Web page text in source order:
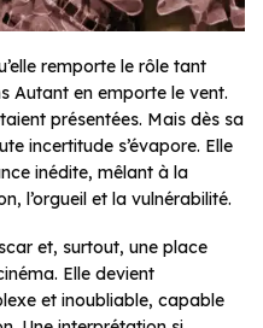
remporte le rôle tant
Autant en emporte le vent.
présentées. Mais dès sa
incertitude s’évapore. Elle
inédite, mêlant à la
l’orgueil et la vulnérabilité.
et, surtout, une place
Elle devient
et inoubliable, capable